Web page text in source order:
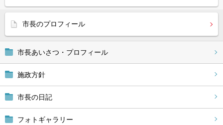
市長あいさつ・プロフィール
施政方針
市長の日記
フォトギャラリー
市長のプロフィール